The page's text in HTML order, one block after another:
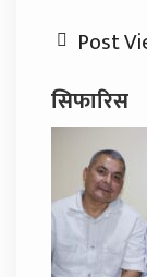
Post
सिफारिस